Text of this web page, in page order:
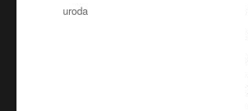
publikacji
Kategorie
uroda